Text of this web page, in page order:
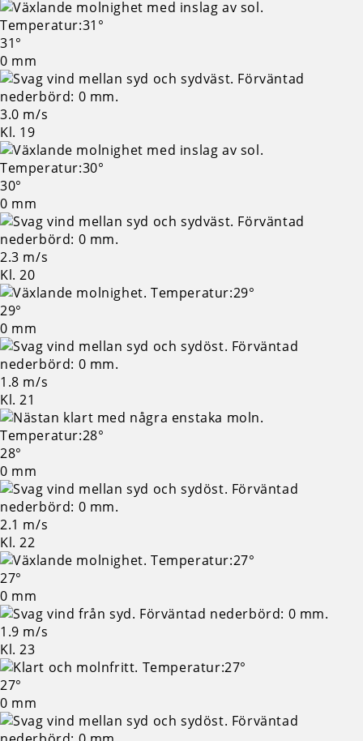
31°
0 mm
3.0 m/s
Kl. 19
30°
0 mm
2.3 m/s
Kl. 20
29°
0 mm
1.8 m/s
Kl. 21
28°
0 mm
2.1 m/s
Kl. 22
27°
0 mm
1.9 m/s
Kl. 23
27°
0 mm